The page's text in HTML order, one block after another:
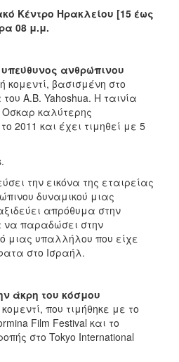
Κέντρο Ηρακλείου [15 έως
08 μ.μ.
ανθρώπινου
κομεντί, βασισμένη στο
Α.Β. Yahoshua. H ταινία
καλύτερης
2011 και έχει τιμηθεί με 5
την εικόνα της εταιρείας
δυναμικού μιας
απρόθυμα στην
να παραδώσει στην
μιας υπαλλήλου που είχε
στο Ισραήλ.
άκρη του κόσμου
που τιμήθηκε με το
Film Festival και το
στο Tokyo International